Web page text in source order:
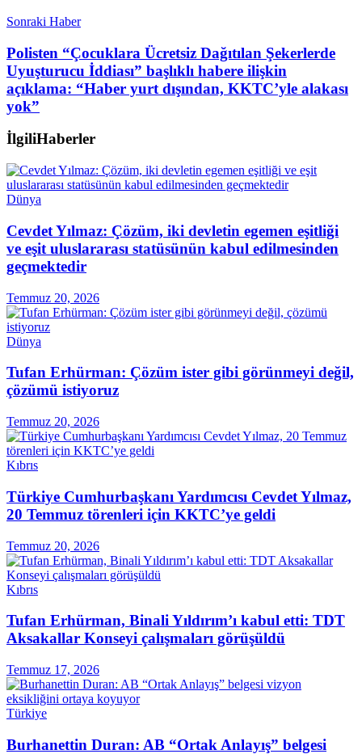
Sonraki Haber
Polisten “Çocuklara Ücretsiz Dağıtılan Şekerlerde
Uyuşturucu İddiası” başlıklı habere ilişkin
açıklama: “Haber yurt dışından, KKTC’yle alakası
yok”
İlgiliHaberler
Dünya
Cevdet Yılmaz: Çözüm, iki devletin egemen eşitliği
ve eşit uluslararası statüsünün kabul edilmesinden
geçmektedir
Temmuz 20, 2026
Dünya
Tufan Erhürman: Çözüm ister gibi görünmeyi değil,
çözümü istiyoruz
Temmuz 20, 2026
Kıbrıs
Türkiye Cumhurbaşkanı Yardımcısı Cevdet Yılmaz,
20 Temmuz törenleri için KKTC’ye geldi
Temmuz 20, 2026
Kıbrıs
Tufan Erhürman, Binali Yıldırım’ı kabul etti: TDT
Aksakallar Konseyi çalışmaları görüşüldü
Temmuz 17, 2026
Türkiye
Burhanettin Duran: AB “Ortak Anlayış” belgesi